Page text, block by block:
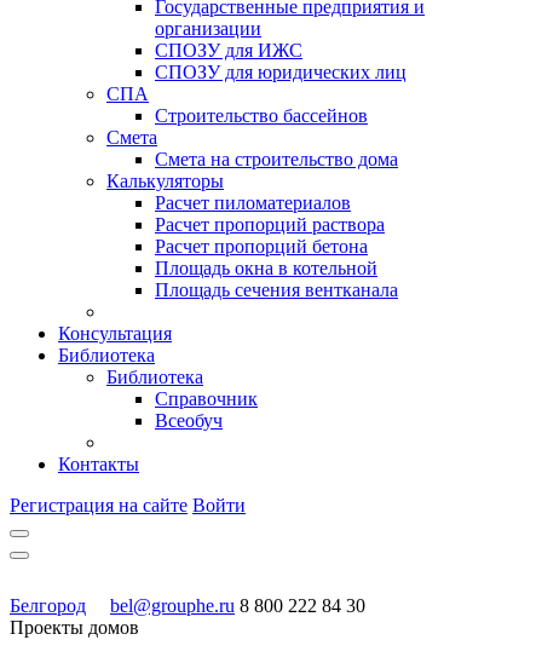
Государственные предприятия и
организации
СПОЗУ для ИЖС
СПОЗУ для юридических лиц
СПА
Строительство бассейнов
Смета
Смета на строительство дома
Калькуляторы
Расчет пиломатериалов
Расчет пропорций раствора
Расчет пропорций бетона
Площадь окна в котельной
Площадь сечения вентканала
Консультация
Библиотека
Библиотека
Справочник
Всеобуч
Контакты
Регистрация на сайте Войти
Белгород bel@grouphe.ru 8 800 222 84 30
Проекты домов